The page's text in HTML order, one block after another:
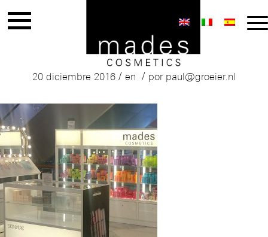
Mades Skinniks Store
20 diciembre 2016 / en / por paul@groeier.nl